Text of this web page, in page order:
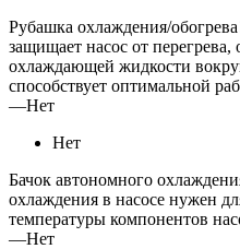
Рубашка охлаждения/обогрева
защищает насос от
охлаждающей жидкости
способствует оптимальной
—Нет
Нет
Бачок автономного
охлаждения в насосе нужен
температуры компонентов
—Нет